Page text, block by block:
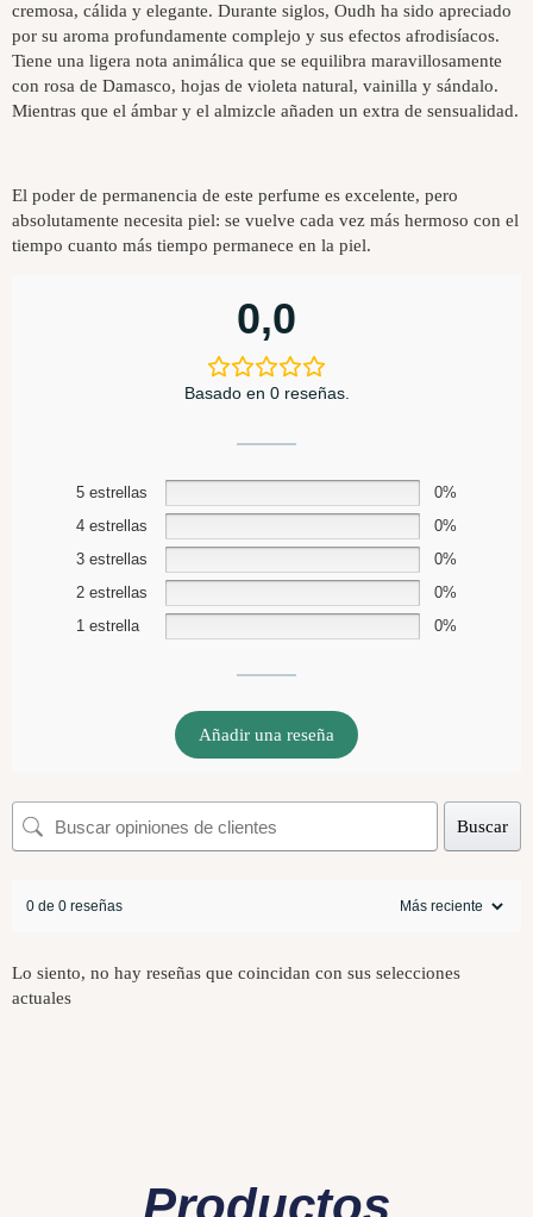
cremosa, cálida y elegante. Durante siglos, Oudh ha sido apreciado
por su aroma profundamente complejo y sus efectos afrodisíacos.
Tiene una ligera nota animálica que se equilibra maravillosamente
con rosa de Damasco, hojas de violeta natural, vainilla y sándalo.
Mientras que el ámbar y el almizcle añaden un extra de sensualidad.
El poder de permanencia de este perfume es excelente, pero
absolutamente necesita piel: se vuelve cada vez más hermoso con el
tiempo cuanto más tiempo permanece en la piel.
0,0
Basado en 0 reseñas.
5 estrellas
0%
4 estrellas
0%
3 estrellas
0%
2 estrellas
0%
1 estrella
0%
Añadir una reseña
Buscar
0 de 0 reseñas
Lo siento, no hay reseñas que coincidan con sus selecciones
actuales
Productos